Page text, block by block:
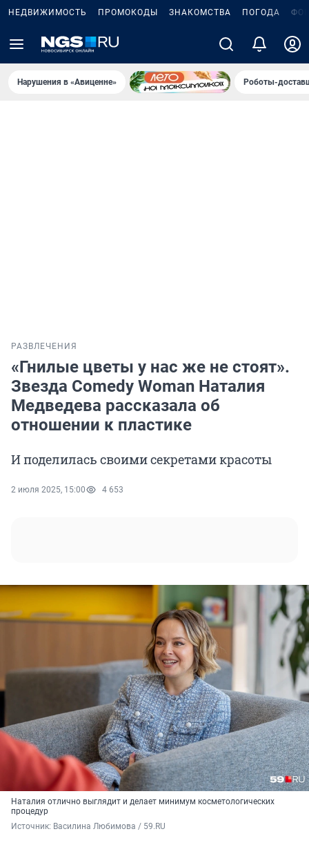
НЕДВИЖИМОСТЬ ПРОМОКОДЫ ЗНАКОМСТВА ПОГОДА
Нарушения в «Авиценне» Роботы-
РАЗВЛЕЧЕНИЯ
«Гнилые цветы у нас же не стоят».
Звезда Comedy Woman Наталия
Медведева рассказала об
отношении к пластике
И поделилась своими секретами красоты
2 июля 2025, 15:00 4 653
Наталия отлично выглядит и делает минимум косметологических
процедур
Источник: Василина Любимова / 59.RU